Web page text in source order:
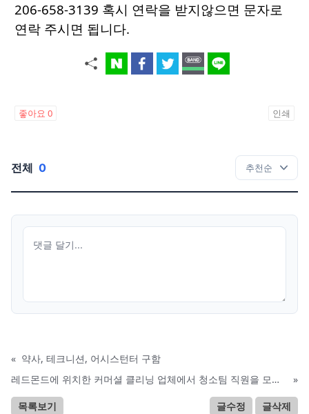
206-658-3139 혹시 연락을 받지않으면 문자로
연락 주시면 됩니다.
좋아요 0 인쇄
전체 0
« 약사, 테크니션, 어시스턴터 구함
레드몬드에 위치한 커머셜 클리닝 업체에서 청소팀 직원을 모집합니다.
»
목록보기 글수정 글삭제